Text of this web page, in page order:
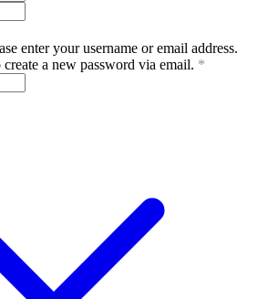
enter your username or email address.
a new password via email. *